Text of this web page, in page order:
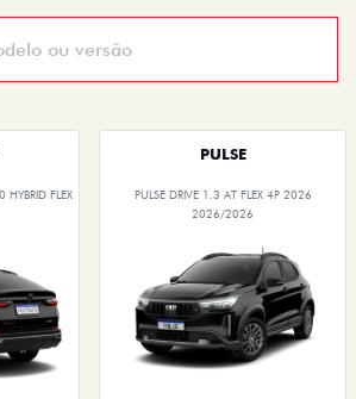
HYBRID FLEX
PULSE
PULSE DRIVE 1.3 AT FLEX 4P 2026
2026/2026